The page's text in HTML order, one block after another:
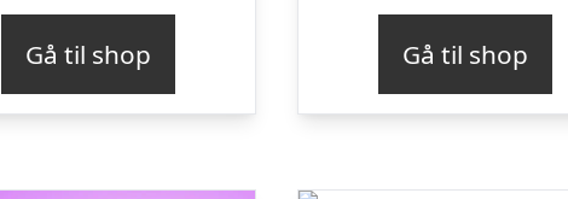
Gå til shop Gå til shop